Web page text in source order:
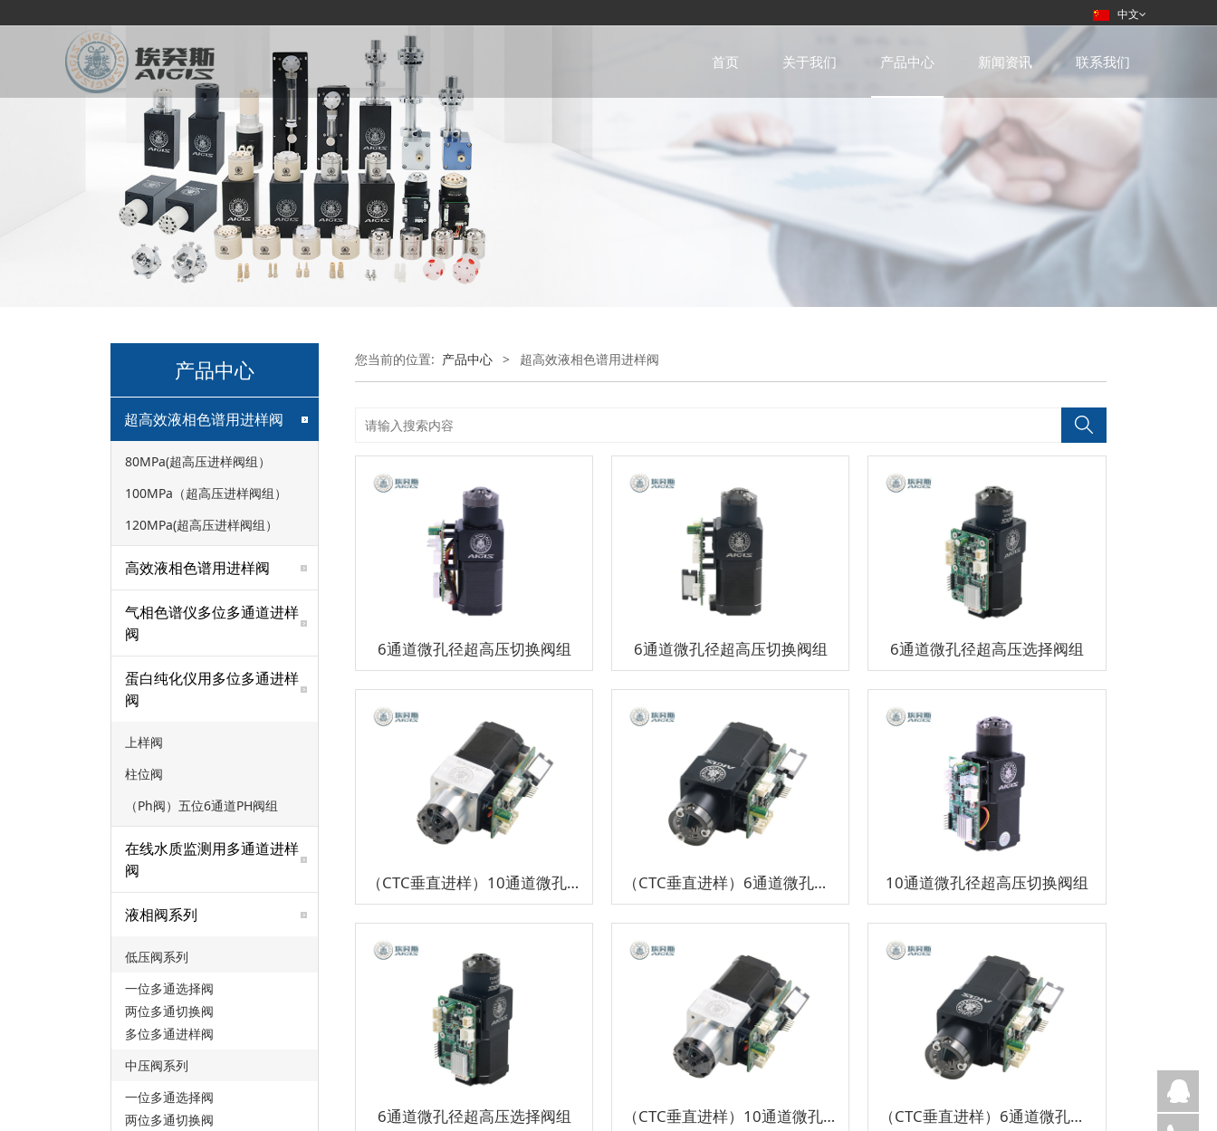
中文
首页 关于我们 产品中心 新闻资讯 联系我们
产品中心
超高效液相色谱用进样阀
80MPa(超高压进样阀组）
100MPa（超高压进样阀组）
120MPa(超高压进样阀组）
高效液相色谱用进样阀
气相色谱仪多位多通道进样
阀
蛋白纯化仪用多位多通进样
阀
上样阀
柱位阀
（Ph阀）五位6通道PH阀组
在线水质监测用多通道进样
阀
液相阀系列
低压阀系列
一位多通选择阀
两位多通切换阀
多位多通进样阀
中压阀系列
一位多通选择阀
两位多通切换阀
您当前的位置: 产品中心 > 超高效液相色谱用进样阀
6通道微孔径超高压切换阀组 6通道微孔径超高压切换阀组 6通道微孔径超高压选择阀组
（CTC垂直进样）10通道微孔径超高压切换阀组 （CTC垂直进样）6通道微孔径超高压切换阀组 10通道微孔径超高压切换阀组
6通道微孔径超高压选择阀组 （CTC垂直进样）10通道微孔径超高压切换阀组 （CTC垂直进样）6通道微孔径超高压切换阀组